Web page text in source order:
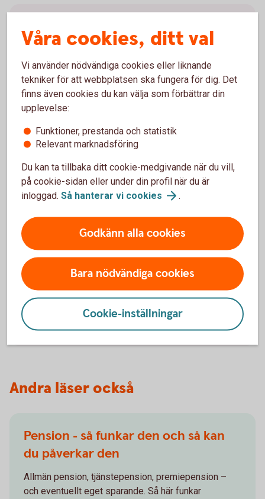
Pension för dig och dina
anställda
Vi erbjuder tjänstepension och försäkringar för både
små och stora företag. Vill du bli en mer attraktiv
arbetsgivare eller förbättra din pension som
egenföretagare? Vi hjälper dig att hitta rätt lösning!
Prata tjänstepension med
Extrainsättning
tjänstepension
Har du utrymme för extrainsättning till din
pension? Vi hjälper dig att se vad som är bäst för dig
och företaget.
Extrainsättning
Andra läser också
Pension - så funkar den och så kan
du påverkar den
Allmän pension, tjänstepension, premiepension –
och eventuellt eget sparande. Så här funkar
Våra cookies, ditt val
Vi använder nödvändiga cookies eller liknande
tekniker för att webbplatsen ska fungera för dig. Det
finns även cookies du kan välja som förbättrar din
upplevelse:
Funktioner, prestanda och statistik
Relevant marknadsföring
Du kan ta tillbaka ditt cookie-medgivande när du vill,
på cookie-sidan eller under din profil när du är
inloggad. Så hanterar vi cookies .
Godkänn alla cookies
Bara nödvändiga cookies
Cookie-inställningar